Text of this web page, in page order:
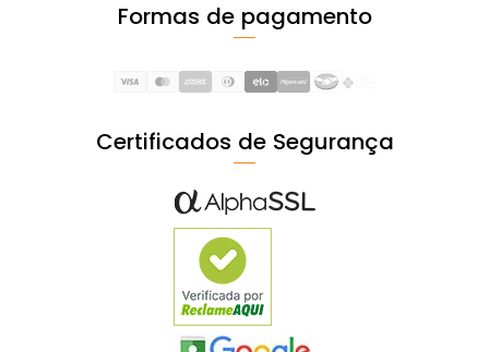
Formas de pagamento
Certificados de Segurança